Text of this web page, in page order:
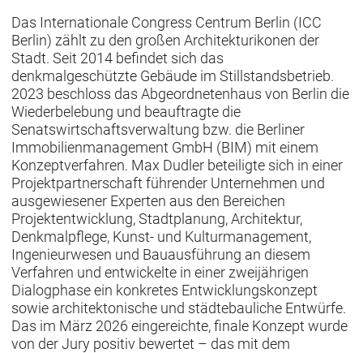
Das Internationale Congress Centrum Berlin (ICC
Berlin) zählt zu den großen Architekturikonen der
Stadt. Seit 2014 befindet sich das
denkmalgeschützte Gebäude im Stillstandsbetrieb.
2023 beschloss das Abgeordnetenhaus von Berlin die
Wiederbelebung und beauftragte die
Senatswirtschaftsverwaltung bzw. die Berliner
Immobilienmanagement GmbH (BIM) mit einem
Konzeptverfahren. Max Dudler beteiligte sich in einer
Projektpartnerschaft führender Unternehmen und
ausgewiesener Experten aus den Bereichen
Projektentwicklung, Stadtplanung, Architektur,
Denkmalpflege, Kunst- und Kulturmanagement,
Ingenieurwesen und Bauausführung an diesem
Verfahren und entwickelte in einer zweijährigen
Dialogphase ein konkretes Entwicklungskonzept
sowie architektonische und städtebauliche Entwürfe.
Das im März 2026 eingereichte, finale Konzept wurde
von der Jury positiv bewertet – das mit dem